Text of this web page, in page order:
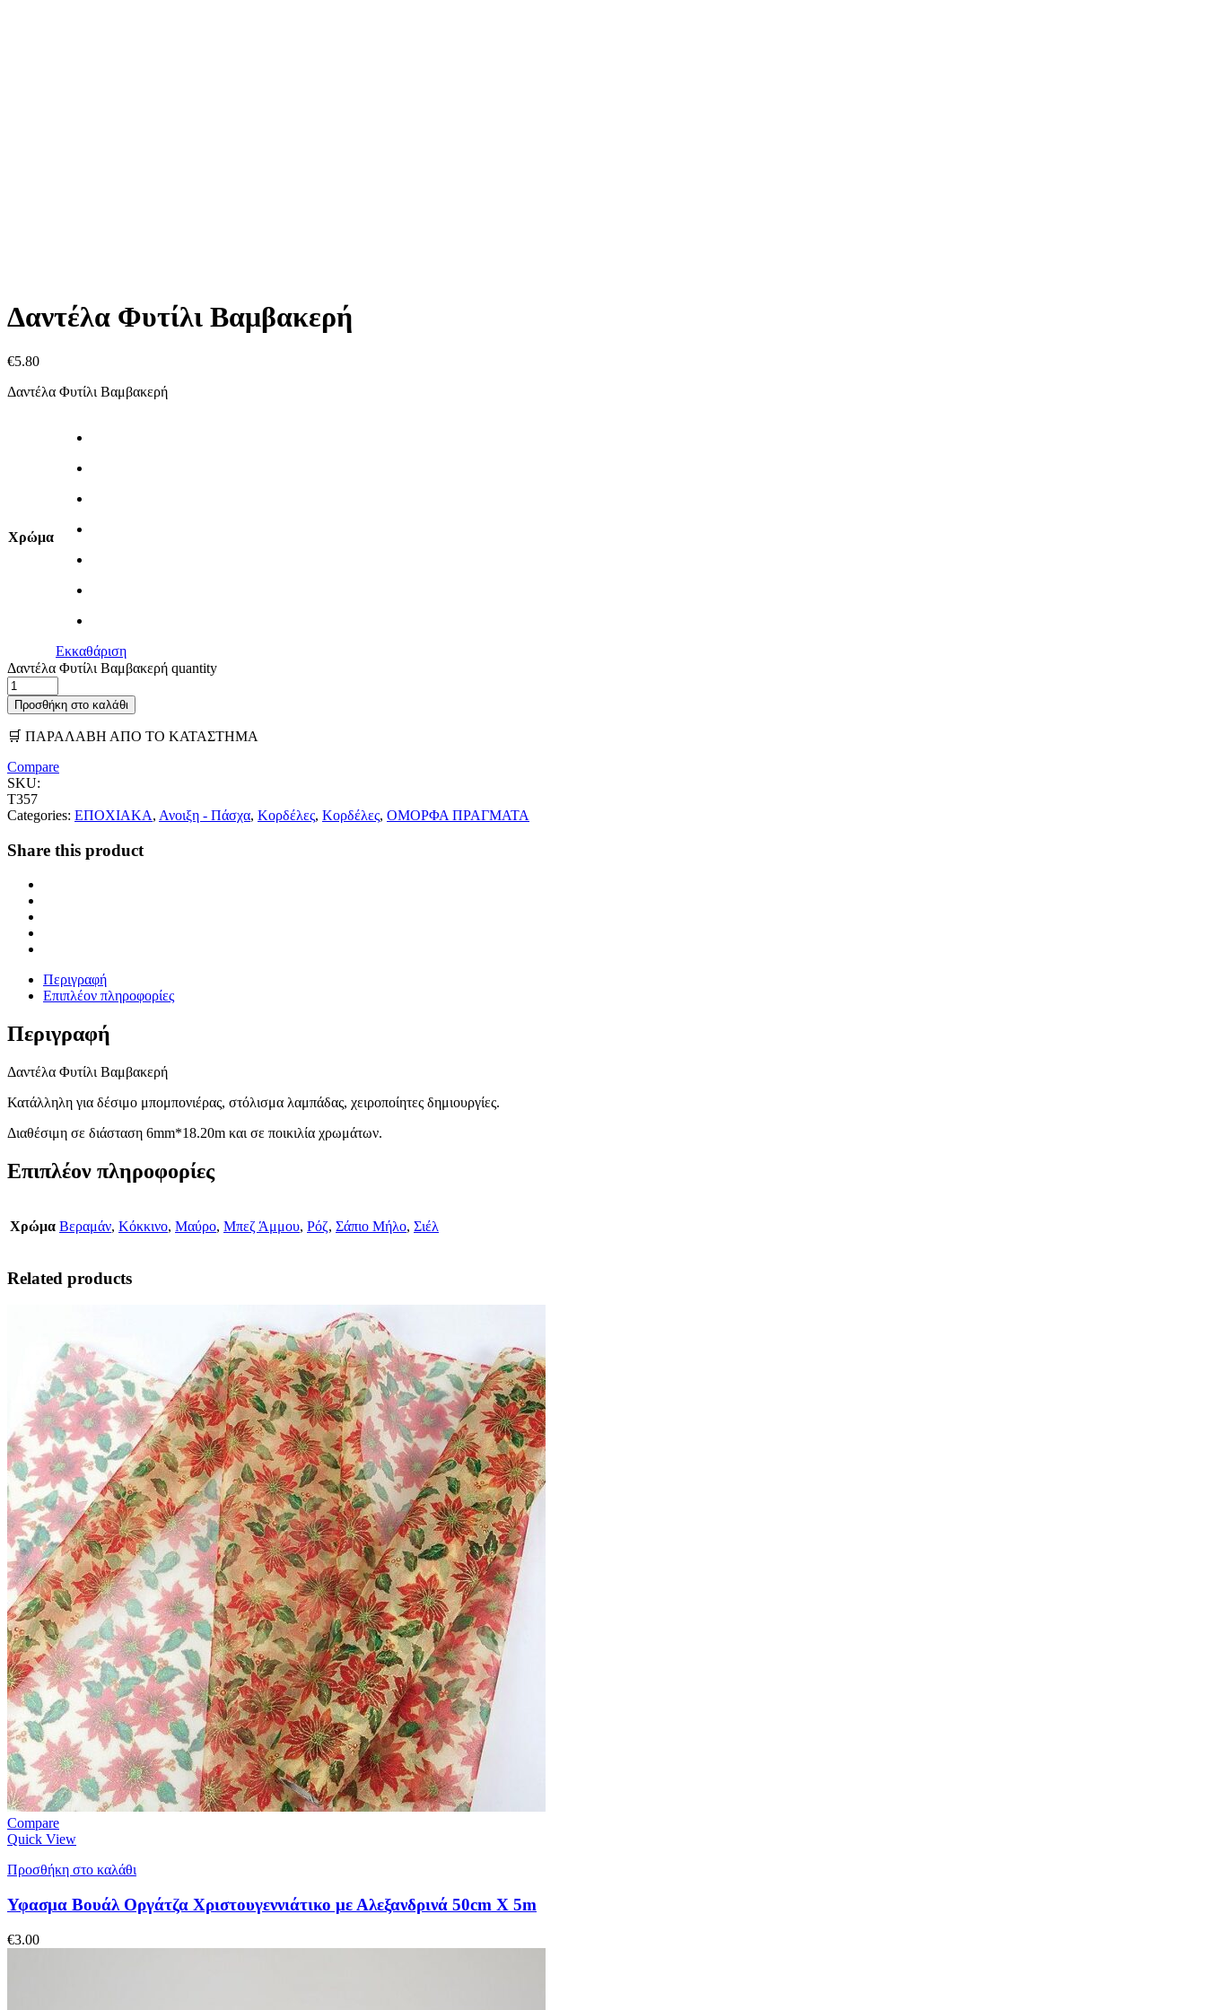
Δαντέλα Φυτίλι Βαμβακερή
€5.80
Δαντέλα Φυτίλι Βαμβακερή
Χρώμα
Εκκαθάριση
Δαντέλα Φυτίλι Βαμβακερή quantity
Προσθήκη στο καλάθι
🛒 ΠΑΡΑΛΑΒΗ ΑΠΟ ΤΟ ΚΑΤΑΣΤΗΜΑ
Compare
SKU:
T357
Categories: ΕΠΟΧΙΑΚΑ, Ανοιξη - Πάσχα, Κορδέλες, Κορδέλες, ΟΜΟΡΦΑ ΠΡΑΓΜΑΤΑ
Share this product
Περιγραφή
Επιπλέον πληροφορίες
Περιγραφή
Δαντέλα Φυτίλι Βαμβακερή
Κατάλληλη για δέσιμο μπομπονιέρας, στόλισμα λαμπάδας, χειροποίητες δημιουργίες.
Διαθέσιμη σε διάσταση 6mm*18.20m και σε ποικιλία χρωμάτων.
Επιπλέον πληροφορίες
Χρώμα Βεραμάν, Κόκκινο, Μαύρο, Μπεζ Άμμου, Ρόζ, Σάπιο Μήλο, Σιέλ
Related products
Compare
Quick View
Προσθήκη στο καλάθι
Υφασμα Βουάλ Οργάτζα Χριστουγεννιάτικο με Αλεξανδρινά 50cm X 5m
€3.00